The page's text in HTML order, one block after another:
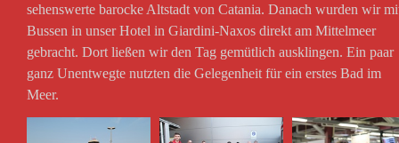
sehenswerte barocke Altstadt von Catania. Danach wurden wir
Bussen in unser Hotel in Giardini-Naxos direkt am Mittelmeer
gebracht. Dort ließen wir den Tag gemütlich ausklingen. Ein paar
ganz Unentwegte nutzten die Gelegenheit für ein erstes Bad im
Meer.